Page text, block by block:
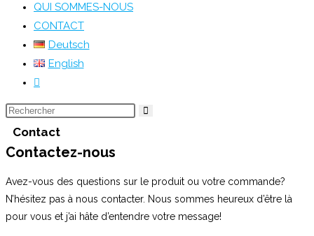
QUI SOMMES-NOUS
CONTACT
Deutsch
English
Contact
Contactez-nous
Avez-vous des questions sur le produit ou votre commande?
N’hésitez pas à nous contacter. Nous sommes heureux d’être là
pour vous et j’ai hâte d’entendre votre message!